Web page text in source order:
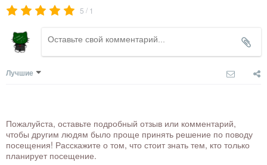
5 / 1
Лучшие
Пожалуйста, оставьте подробный отзыв или комментарий,
чтобы другим людям было проще принять решение по поводу
посещения! Расскажите о том, что стоит знать тем, кто только
планирует посещение.